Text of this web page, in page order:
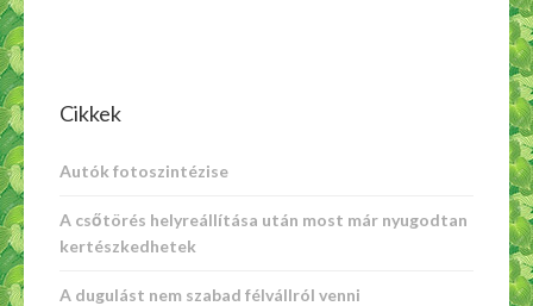
Cikkek
Autók fotoszintézise
A csőtörés helyreállítása után most már nyugodtan
kertészkedhetek
A dugulást nem szabad félvállról venni